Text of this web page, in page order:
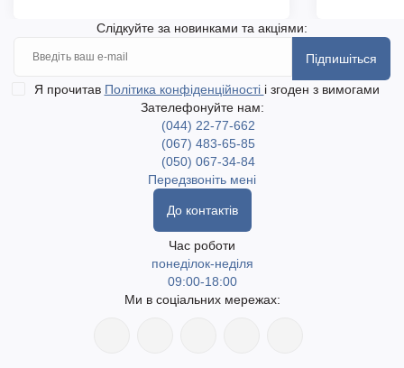
Слідкуйте за новинками та акціями:
Підпишіться
Я прочитав Політика конфіденційності і згоден з вимогами
Зателефонуйте нам:
(044) 22-77-662
(067) 483-65-85
(050) 067-34-84
Передзвоніть мені
До контактів
Час роботи
понеділок-неділя
09:00-18:00
Ми в соціальних мережах: